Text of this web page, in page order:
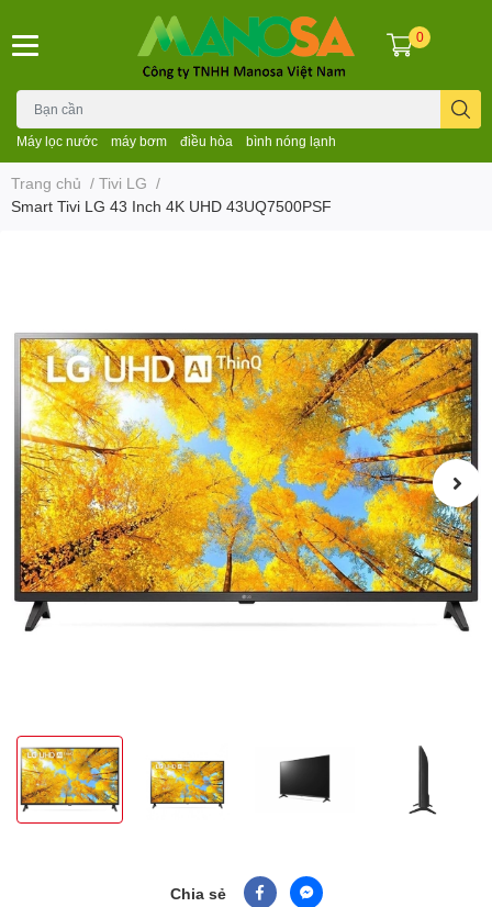
Máy lọc nước máy bơm điều hòa bình nóng lạnh
0
Trang chủ / Tivi LG /
Smart Tivi LG 43 Inch 4K UHD 43UQ7500PSF
Chia sẻ